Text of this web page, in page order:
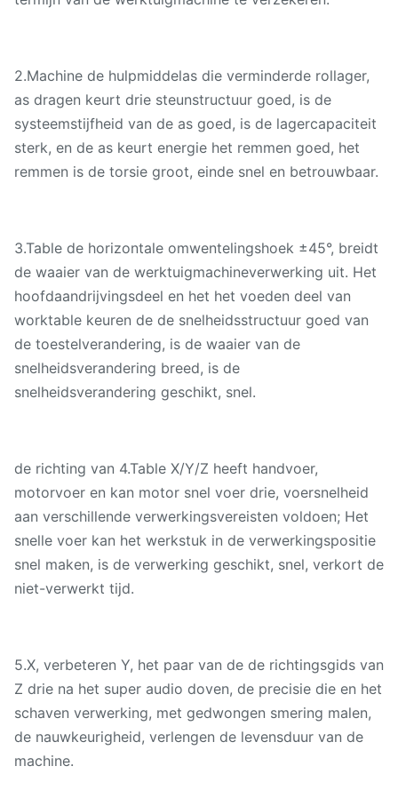
2.Machine de hulpmiddelas die verminderde rollager,
as dragen keurt drie steunstructuur goed, is de
systeemstijfheid van de as goed, is de lagercapaciteit
sterk, en de as keurt energie het remmen goed, het
remmen is de torsie groot, einde snel en betrouwbaar.
3.Table de horizontale omwentelingshoek ±45°, breidt
de waaier van de werktuigmachineverwerking uit. Het
hoofdaandrijvingsdeel en het het voeden deel van
worktable keuren de de snelheidsstructuur goed van
de toestelverandering, is de waaier van de
snelheidsverandering breed, is de
snelheidsverandering geschikt, snel.
de richting van 4.Table X/Y/Z heeft handvoer,
motorvoer en kan motor snel voer drie, voersnelheid
aan verschillende verwerkingsvereisten voldoen; Het
snelle voer kan het werkstuk in de verwerkingspositie
snel maken, is de verwerking geschikt, snel, verkort de
niet-verwerkt tijd.
5.X, verbeteren Y, het paar van de de richtingsgids van
Z drie na het super audio doven, de precisie die en het
schaven verwerking, met gedwongen smering malen,
de nauwkeurigheid, verlengen de levensduur van de
machine.